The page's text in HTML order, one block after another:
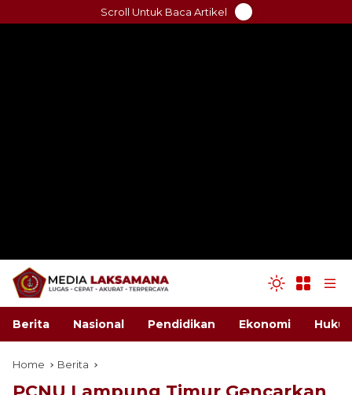
to
Scroll Untuk Baca Artikel
Berita Nasional Pendidikan Ekonomi
Home Berita